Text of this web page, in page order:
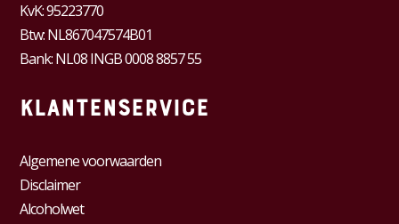
KvK:95223770
Btw:NL867047574B01
Bank: NL08 INGB 0008 8857 55
Klantenservice
Algemene voorwaarden
Disclaimer
Alcoholwet